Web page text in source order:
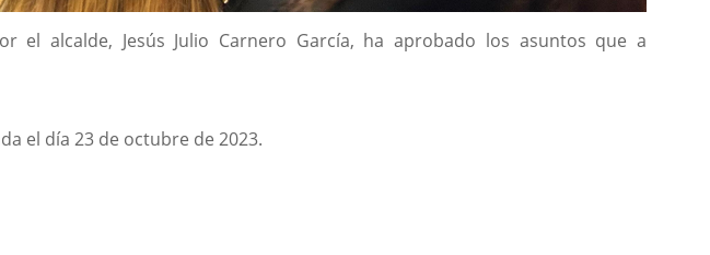
el alcalde, Jesús Julio Carnero García, ha aprobado los asuntos que a
el día 23 de octubre de 2023.